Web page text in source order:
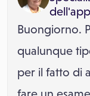
Buongiorno.
qualunque
per il fatto di